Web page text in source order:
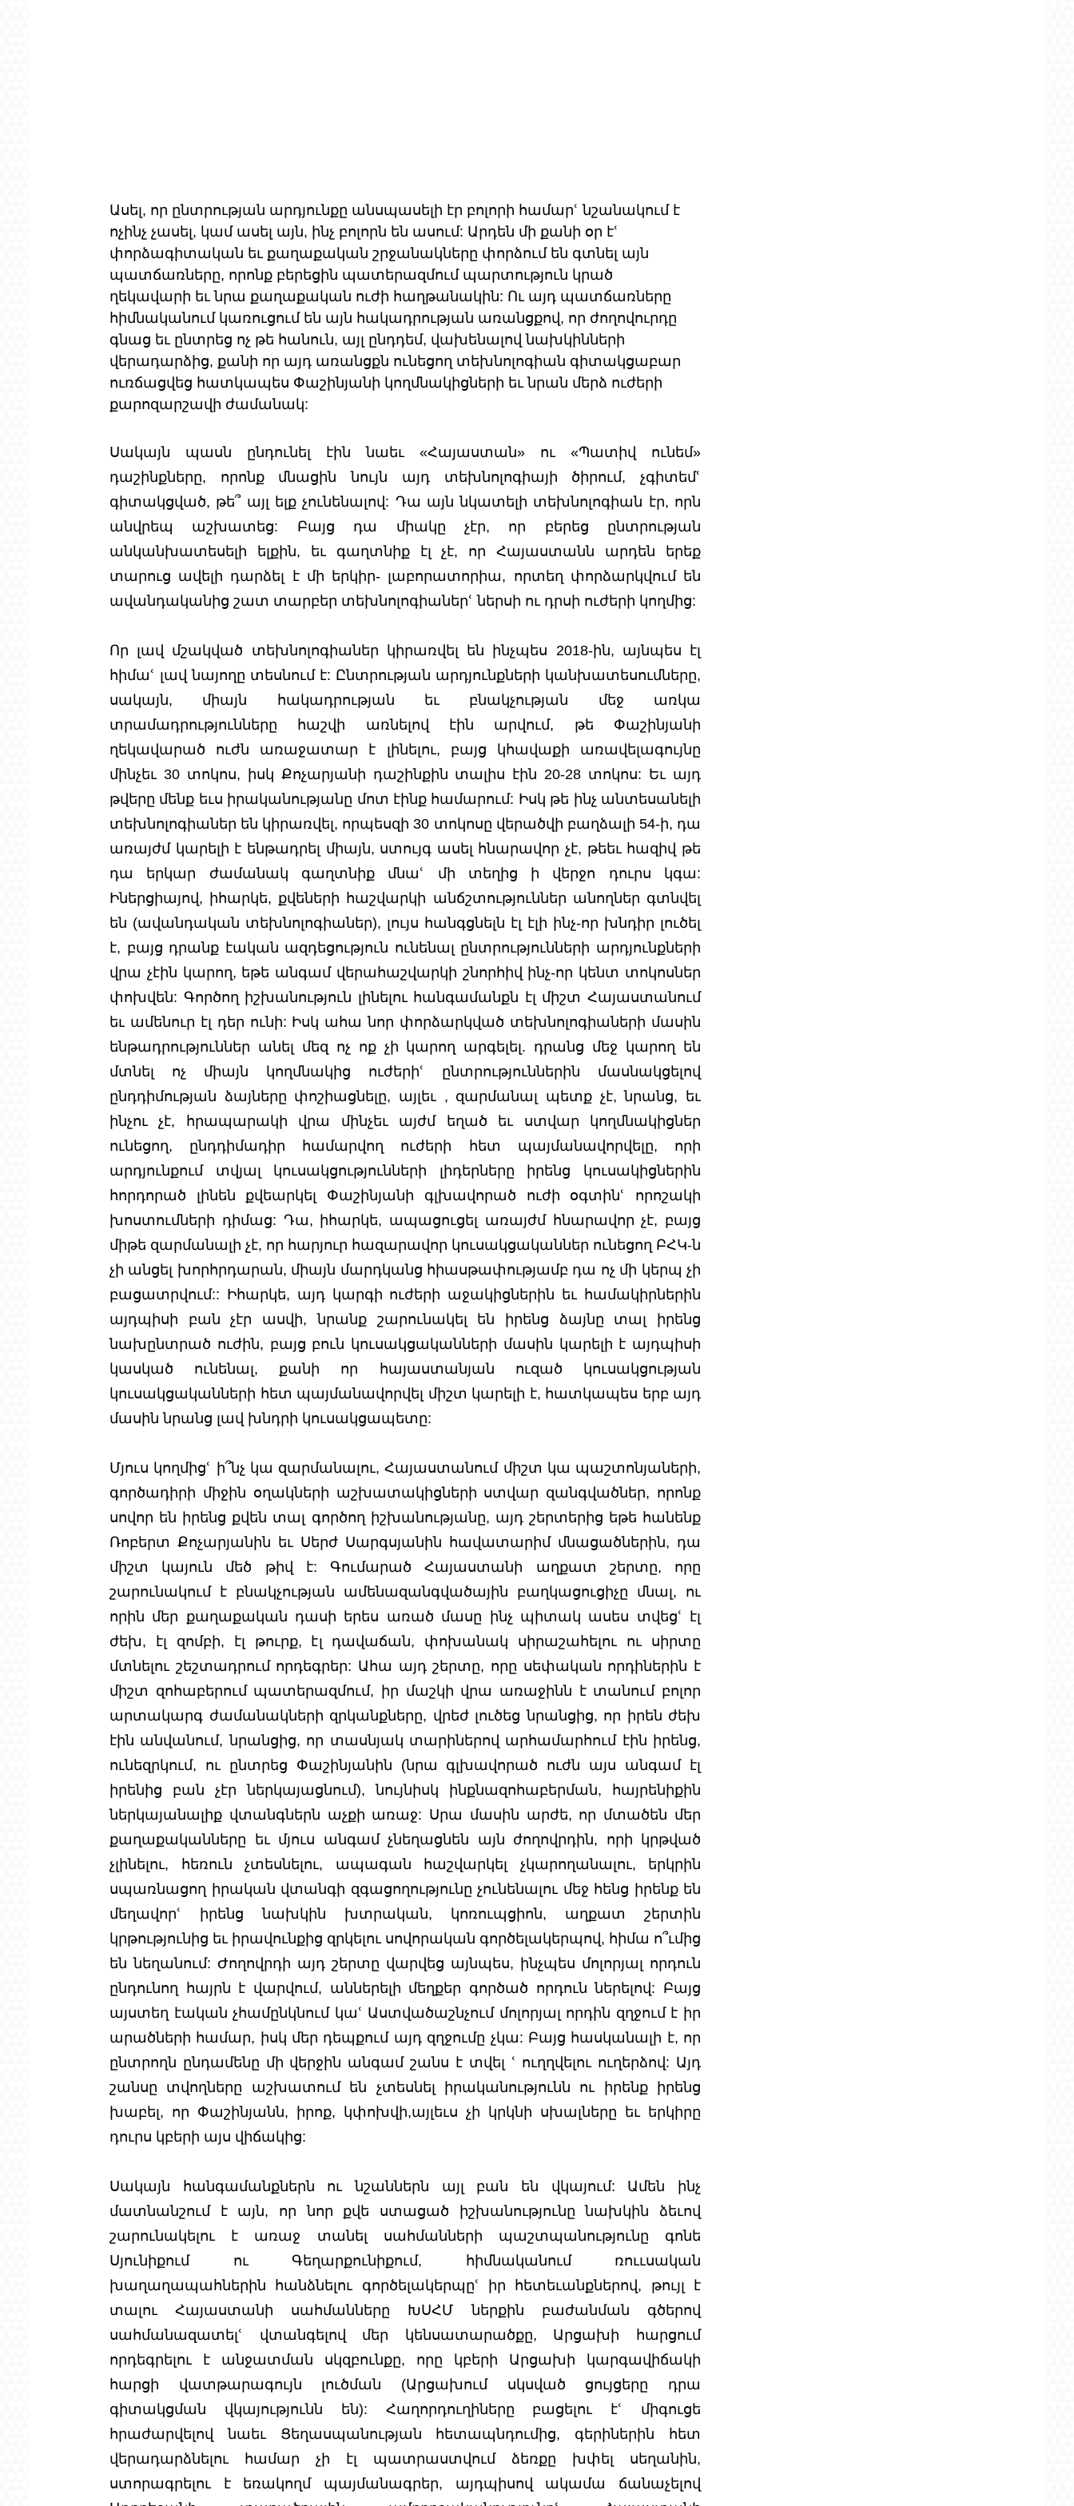
Ասել, որ ընտրության արդյունքը անսպասելի էր բոլորի համարՙ նշանակում է
ոչինչ չասել, կամ ասել այն, ինչ բոլորն են ասում: Արդեն մի քանի օր էՙ
փորձագիտական եւ քաղաքական շրջանակները փորձում են գտնել այն
պատճառները, որոնք բերեցին պատերազմում պարտություն կրած
ղեկավարի եւ նրա քաղաքական ուժի հաղթանակին: Ու այդ պատճառները
հիմնականում կառուցում են այն հակադրության առանցքով, որ ժողովուրդը
գնաց եւ ընտրեց ոչ թե հանուն, այլ ընդդեմ, վախենալով նախկինների
վերադարձից, քանի որ այդ առանցքն ունեցող տեխնոլոգիան գիտակցաբար
ուռճացվեց հատկապես Փաշինյանի կողմնակիցների եւ նրան մերձ ուժերի
քարոզարշավի ժամանակ:
Սակայն պասն ընդունել էին նաեւ «Հայաստան» ու «Պատիվ ունեմ»
դաշինքները, որոնք մնացին նույն այդ տեխնոլոգիայի ծիրում, չգիտեմՙ
գիտակցված, թե՞ այլ ելք չունենալով: Դա այն նկատելի տեխնոլոգիան էր, որն
անվրեպ աշխատեց: Բայց դա միակը չէր, որ բերեց ընտրության
անկանխատեսելի ելքին, եւ գաղտնիք էլ չէ, որ Հայաստանն արդեն երեք
տարուց ավելի դարձել է մի երկիր- լաբորատորիա, որտեղ փորձարկվում են
ավանդականից շատ տարբեր տեխնոլոգիաներՙ ներսի ու դրսի ուժերի կողմից:
Որ լավ մշակված տեխնոլոգիաներ կիրառվել են ինչպես 2018-ին, այնպես էլ
հիմաՙ լավ նայողը տեսնում է: Ընտրության արդյունքների կանխատեսումները,
սակայն, միայն հակադրության եւ բնակչության մեջ առկա
տրամադրությունները հաշվի առնելով էին արվում, թե Փաշինյանի
ղեկավարած ուժն առաջատար է լինելու, բայց կհավաքի առավելագույնը
մինչեւ 30 տոկոս, իսկ Քոչարյանի դաշինքին տալիս էին 20-28 տոկոս: Եւ այդ
թվերը մենք եւս իրականությանը մոտ էինք համարում: Իսկ թե ինչ անտեսանելի
տեխնոլոգիաներ են կիրառվել, որպեսզի 30 տոկոսը վերածվի բաղձալի 54-ի, դա
առայժմ կարելի է ենթադրել միայն, ստույգ ասել հնարավոր չէ, թեեւ հազիվ թե
դա երկար ժամանակ գաղտնիք մնաՙ մի տեղից ի վերջո դուրս կգա:
Իներցիայով, իհարկե, քվեների հաշվարկի անճշտություններ անողներ գտնվել
են (ավանդական տեխնոլոգիաներ), լույս հանգցնելն էլ էլի ինչ-որ խնդիր լուծել
է, բայց դրանք էական ազդեցություն ունենալ ընտրությունների արդյունքների
վրա չէին կարող, եթե անգամ վերահաշվարկի շնորհիվ ինչ-որ կենտ տոկոսներ
փոխվեն: Գործող իշխանություն լինելու հանգամանքն էլ միշտ Հայաստանում
եւ ամենուր էլ դեր ունի: Իսկ ահա նոր փորձարկված տեխնոլոգիաների մասին
ենթադրություններ անել մեզ ոչ ոք չի կարող արգելել. դրանց մեջ կարող են
մտնել ոչ միայն կողմնակից ուժերիՙ ընտրություններին մասնակցելով
ընդդիմության ձայները փոշիացնելը, այլեւ , զարմանալ պետք չէ, նրանց, եւ
ինչու չէ, հրապարակի վրա մինչեւ այժմ եղած եւ ստվար կողմնակիցներ
ունեցող, ընդդիմադիր համարվող ուժերի հետ պայմանավորվելը, որի
արդյունքում տվյալ կուսակցությունների լիդերները իրենց կուսակիցներին
հորդորած լինեն քվեարկել Փաշինյանի գլխավորած ուժի օգտինՙ որոշակի
խոստումների դիմաց: Դա, իհարկե, ապացուցել առայժմ հնարավոր չէ, բայց
միթե զարմանալի չէ, որ հարյուր հազարավոր կուսակցականներ ունեցող ԲՀԿ-ն
չի անցել խորհրդարան, միայն մարդկանց հիասթափությամբ դա ոչ մի կերպ չի
բացատրվում:: Իհարկե, այդ կարգի ուժերի աջակիցներին եւ համակիրներին
այդպիսի բան չէր ասվի, նրանք շարունակել են իրենց ձայնը տալ իրենց
նախընտրած ուժին, բայց բուն կուսակցականների մասին կարելի է այդպիսի
կասկած ունենալ, քանի որ հայաստանյան ուզած կուսակցության
կուսակցականների հետ պայմանավորվել միշտ կարելի է, հատկապես երբ այդ
մասին նրանց լավ խնդրի կուսակցապետը:
Մյուս կողմիցՙ ի՞նչ կա զարմանալու, Հայաստանում միշտ կա պաշտոնյաների,
գործադիրի միջին օղակների աշխատակիցների ստվար զանգվածներ, որոնք
սովոր են իրենց քվեն տալ գործող իշխանությանը, այդ շերտերից եթե հանենք
Ռոբերտ Քոչարյանին եւ Սերժ Սարգսյանին հավատարիմ մնացածներին, դա
միշտ կայուն մեծ թիվ է: Գումարած Հայաստանի աղքատ շերտը, որը
շարունակում է բնակչության ամենազանգվածային բաղկացուցիչը մնալ, ու
որին մեր քաղաքական դասի երես առած մասը ինչ պիտակ ասես տվեցՙ էլ
ժեխ, էլ զոմբի, էլ թուրք, էլ դավաճան, փոխանակ սիրաշահելու ու սիրտը
մտնելու շեշտադրում որդեգրեր: Ահա այդ շերտը, որը սեփական որդիներին է
միշտ զոհաբերում պատերազմում, իր մաշկի վրա առաջինն է տանում բոլոր
արտակարգ ժամանակների զրկանքները, վրեժ լուծեց նրանցից, որ իրեն ժեխ
էին անվանում, նրանցից, որ տասնյակ տարիներով արհամարհում էին իրենց,
ունեզրկում, ու ընտրեց Փաշինյանին (նրա գլխավորած ուժն այս անգամ էլ
իրենից բան չէր ներկայացնում), նույնիսկ ինքնազոհաբերման, հայրենիքին
ներկայանալիք վտանգներն աչքի առաջ: Սրա մասին արժե, որ մտածեն մեր
քաղաքականները եւ մյուս անգամ չնեղացնեն այն ժողովրդին, որի կրթված
չլինելու, հեռուն չտեսնելու, ապագան հաշվարկել չկարողանալու, երկրին
սպառնացող իրական վտանգի զգացողությունը չունենալու մեջ հենց իրենք են
մեղավորՙ իրենց նախկին խտրական, կոռուպցիոն, աղքատ շերտին
կրթությունից եւ իրավունքից զրկելու սովորական գործելակերպով, հիմա ո՞ւմից
են նեղանում: Ժողովրդի այդ շերտը վարվեց այնպես, ինչպես մոլորյալ որդուն
ընդունող հայրն է վարվում, աններելի մեղքեր գործած որդուն ներելով: Բայց
այստեղ էական չհամընկնում կաՙ Աստվածաշնչում մոլորյալ որդին զղջում է իր
արածների համար, իսկ մեր դեպքում այդ զղջումը չկա: Բայց հասկանալի է, որ
ընտրողն ընդամենը մի վերջին անգամ շանս է տվել ՙ ուղղվելու ուղերձով: Այդ
շանսը տվողները աշխատում են չտեսնել իրականությունն ու իրենք իրենց
խաբել, որ Փաշինյանն, իրոք, կփոխվի,այլեւս չի կրկնի սխալները եւ երկիրը
դուրս կբերի այս վիճակից:
Սակայն հանգամանքներն ու նշաններն այլ բան են վկայում: Ամեն ինչ
մատնանշում է այն, որ նոր քվե ստացած իշխանությունը նախկին ձեւով
շարունակելու է առաջ տանել սահմանների պաշտպանությունը գոնե
Սյունիքում ու Գեղարքունիքում, հիմնականում ռոււսական
խաղաղապահներին հանձնելու գործելակերպըՙ իր հետեւանքներով, թույլ է
տալու Հայաստանի սահմանները ԽՍՀՄ ներքին բաժանման գծերով
սահմանազատելՙ վտանգելով մեր կենսատարածքը, Արցախի հարցում
որդեգրելու է անջատման սկզբունքը, որը կբերի Արցախի կարգավիճակի
հարցի վատթարագույն լուծման (Արցախում սկսված ցույցերը դրա
գիտակցման վկայությունն են): Հաղորդուղիները բացելու էՙ միգուցե
հրաժարվելով նաեւ Ցեղասպանության հետապնդումից, գերիներին հետ
վերադարձնելու համար չի էլ պատրաստվում ձեռքը խփել սեղանին,
ստորագրելու է եռակողմ պայմանագրեր, այդպիսով ակամա ճանաչելով